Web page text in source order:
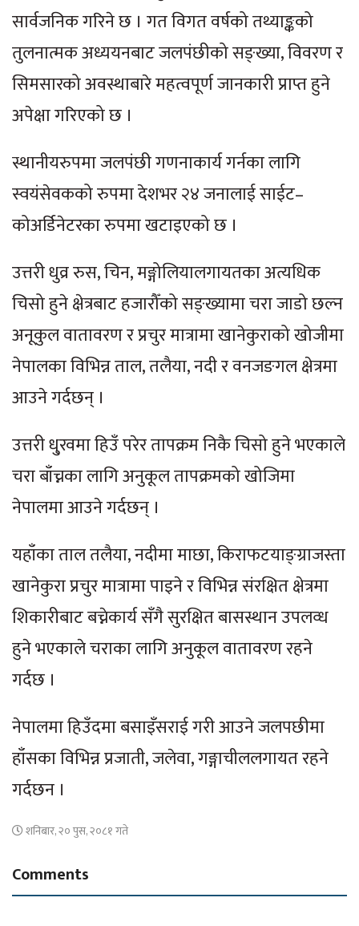
सार्वजनिक गरिने छ । गत विगत वर्षको तथ्याङ्कको
तुलनात्मक अध्ययनबाट जलपंछीको सङ्ख्या, विवरण र
सिमसारको अवस्थाबारे महत्वपूर्ण जानकारी प्राप्त हुने
अपेक्षा गरिएको छ ।
स्थानीयरुपमा जलपंछी गणनाकार्य गर्नका लागि
स्वयंसेवकको रुपमा देशभर २४ जनालाई साईट–
कोअर्डिनेटरका रुपमा खटाइएको छ ।
उत्तरी धुव्र रुस, चिन, मङ्गोलियालगायतका अत्यधिक
चिसो हुने क्षेत्रबाट हजारौँको सङ्ख्यामा चरा जाडो छल्न
अनूकुल वातावरण र प्रचुर मात्रामा खानेकुराको खोजीमा
नेपालका विभिन्न ताल, तलैया, नदी र वनजङगल क्षेत्रमा
आउने गर्दछन् ।
उत्तरी धु्रवमा हिउँ परेर तापक्रम निकै चिसो हुने भएकाले
चरा बाँच्नका लागि अनुकूल तापक्रमको खोजिमा
नेपालमा आउने गर्दछन् ।
यहाँका ताल तलैया, नदीमा माछा, किराफटयाङ्ग्राजस्ता
खानेकुरा प्रचुर मात्रामा पाइने र विभिन्न संरक्षित क्षेत्रमा
शिकारीबाट बच्नेकार्य सँगै सुरक्षित बासस्थान उपलव्ध
हुने भएकाले चराका लागि अनुकूल वातावरण रहने
गर्दछ ।
नेपालमा हिउँदमा बसाइँसराई गरी आउने जलपछीमा
हाँसका विभिन्न प्रजाती, जलेवा, गङ्गाचीललगायत रहने
गर्दछन ।
शनिबार, २० पुस, २०८१ गते
Comments